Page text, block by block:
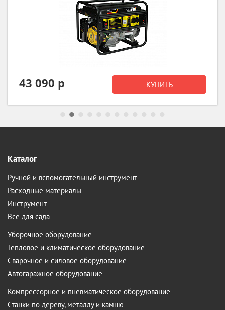
21 990 р КУПИТЬ
Каталог
Ручной и вспомогательный инструмент
Расходные материалы
Инструмент
Все для сада
Уборочное оборудование
Тепловое и климатическое оборудование
Сварочное и силовое оборудование
Автогаражное оборудование
Компрессорное и пневматическое оборудование
Станки по дереву, металлу и камню